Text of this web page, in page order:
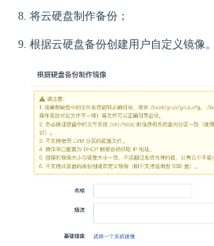
将云硬盘制作备份；
根据云硬盘备份创建用户自定义镜像。